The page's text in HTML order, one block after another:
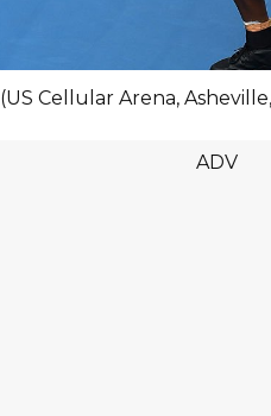
(US Cellular Arena,